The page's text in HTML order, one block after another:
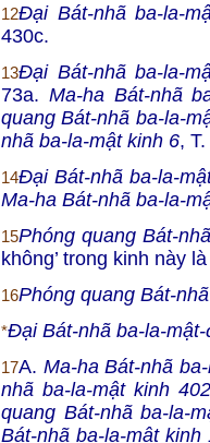
12Đại Bát-nhã ba-la-
430c.
13Đại Bát-nhã ba-la-
73a. Ma-ha Bát-nhã
quang Bát-nhã ba-la-
nhã ba-la-mật kinh 6,
14Đại Bát-nhã ba-la-
Ma-ha Bát-nhã ba-la-
15Phóng quang Bát-
không’ trong kinh này
16Phóng quang Bát-
*Đại Bát-nhã ba-la-
17A. Ma-ha Bát-nhã
nhã ba-la-mật kinh 402
quang Bát-nhã ba-la-
Bát-nhã ba-la-mật kinh